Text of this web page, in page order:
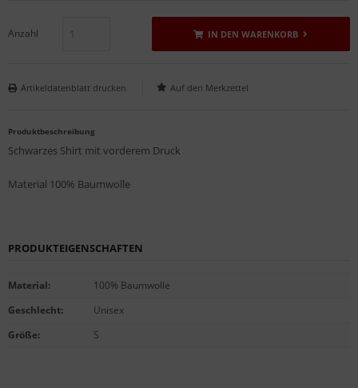
Anzahl IN DEN WARENKORB
Artikeldatenblatt drucken
Produktbeschreibung
Schwarzes Shirt mit vorderem Druck
Material 100% Baumwolle
PRODUKTEIGENSCHAFTEN
Material:
100% Baumwolle
Geschlecht:
Unisex
Größe: S